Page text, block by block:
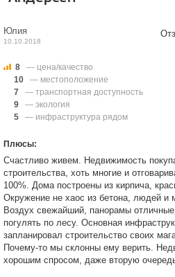
Юлия
10.10.2018
8
— цена/качество
10
— местоположение
7
— транспортная доступность
9
— экология
5
— инфраструктура рядом
Плюсы:
Счастливо живем. Недвижимость
строительства, хоть многие и
100%. Дома построены из кирпича,
Окружение не хаос из бетона, людей и
Воздух свежайший, панорамы
погулять по лесу. Основная
запланировал строительство своих
Почему-то мы склонны ему верить.
хорошим спросом, даже вторую